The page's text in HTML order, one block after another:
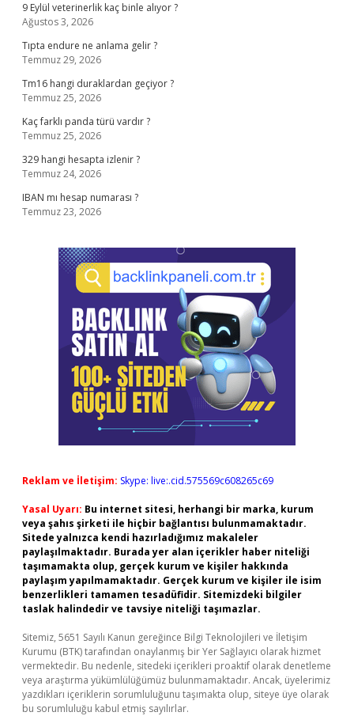
9 Eylül veterinerlik kaç binle alıyor ?
Ağustos 3, 2026
Tıpta endure ne anlama gelir ?
Temmuz 29, 2026
Tm16 hangi duraklardan geçiyor ?
Temmuz 25, 2026
Kaç farklı panda türü vardır ?
Temmuz 25, 2026
329 hangi hesapta izlenir ?
Temmuz 24, 2026
IBAN mı hesap numarası ?
Temmuz 23, 2026
Reklam ve İletişim: Skype: live:.cid.575569c608265c69
Yasal Uyarı: Bu internet sitesi, herhangi bir marka, kurum
veya şahıs şirketi ile hiçbir bağlantısı bulunmamaktadır.
Sitede yalnızca kendi hazırladığımız makaleler
paylaşılmaktadır. Burada yer alan içerikler haber niteliği
taşımamakta olup, gerçek kurum ve kişiler hakkında
paylaşım yapılmamaktadır. Gerçek kurum ve kişiler ile isim
benzerlikleri tamamen tesadüfidir. Sitemizdeki bilgiler
taslak halindedir ve tavsiye niteliği taşımazlar.
Sitemiz, 5651 Sayılı Kanun gereğince Bilgi Teknolojileri ve İletişim
Kurumu (BTK) tarafından onaylanmış bir Yer Sağlayıcı olarak hizmet
vermektedir. Bu nedenle, sitedeki içerikleri proaktif olarak denetleme
veya araştırma yükümlülüğümüz bulunmamaktadır. Ancak, üyelerimiz
yazdıkları içeriklerin sorumluluğunu taşımakta olup, siteye üye olarak
bu sorumluluğu kabul etmiş sayılırlar.